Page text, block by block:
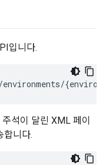
입니다.
석이 달린 XML 페이
합니다.